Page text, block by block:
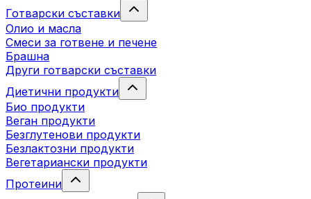
Готварски съставки
Олио и масла
Смеси за готвене и печене
Брашна
Други готварски съставки
Диетични продукти
Био продукти
Веган продукти
Безглутенови продукти
Безлактозни продукти
Вегетариански продукти
Протеини